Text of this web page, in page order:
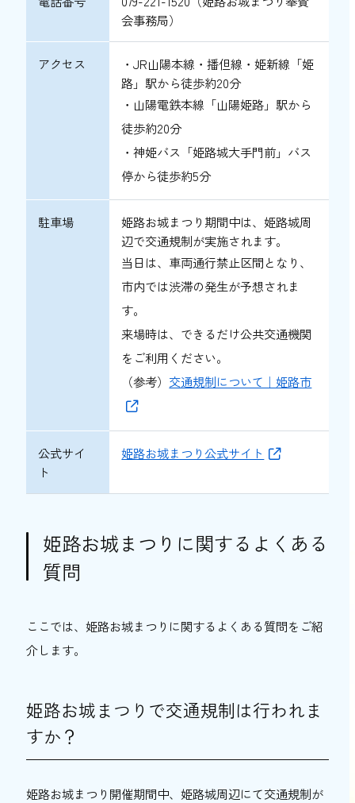
会事務局）
アクセス
・JR山陽本線・播但線・姫新線「姫
路」駅から徒歩約20分
・山陽電鉄本線「山陽姫路」駅から
徒歩約20分
・神姫バス「姫路城大手門前」バス
停から徒歩約5分
駐車場
姫路お城まつり期間中は、姫路城周
辺で交通規制が実施されます。
当日は、車両通行禁止区間となり、
市内では渋滞の発生が予想されま
す。
来場時は、できるだけ公共交通機関
をご利用ください。
（参考） 交通規制について｜姫路市
公式サイ
ト
姫路お城まつり公式サイト
姫路お城まつりに関するよくある
質問
ここでは、姫路お城まつりに関するよくある質問をご紹
介します。
姫路お城まつりで交通規制は行われま
すか？
姫路お城まつり開催期間中、姫路城周辺にて交通規制が